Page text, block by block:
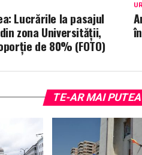
Lucrările la pasajul
zona Universităţii,
de 80% (FOTO)
TE-AR MAI